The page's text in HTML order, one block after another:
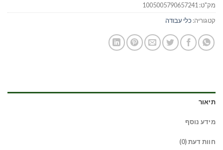
מק"ט: 1005005790657241
קטגוריה: כלי עבודה
תיאור
מידע נוסף
חוות דעת (0)